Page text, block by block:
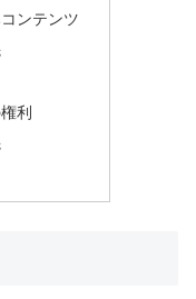
ンテンツ
利